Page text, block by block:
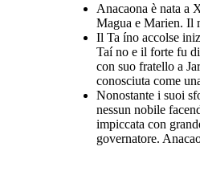
Anacaona è nata a
Magua e Marien. Il
Il Ta íno accolse
Taí no e il forte fu
con suo fratello a
conosciuta come
Nonostante i suoi
nessun nobile
impiccata con
governatore.